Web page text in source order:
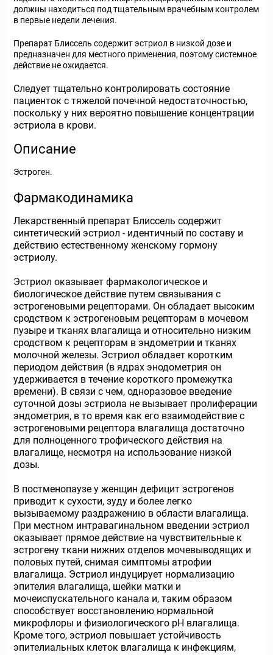
должны находиться под тщательным врачебным контролем
в первые недели лечения.
Препарат Блиссель содержит эстриол в низкой дозе и
предназначен для местного применения, поэтому системное
действие не ожидается.
Следует тщательно контролировать состояние
пациенток с тяжелой почечной недостаточностью,
поскольку у них вероятно повышение концентрации
эстриола в крови.
Описание
Эстроген.
Фармакодинамика
Лекарственный препарат Блиссель содержит
синтетический эстриол - идентичный по составу и
действию естественному женскому гормону
эстриолу.
Эстриол оказывает фармакологическое и
биологическое действие путем связывания с
эстрогеновыми рецепторами. Он обладает высоким
сродством к эстрогеновым рецепторам в мочевом
пузыре и тканях влагалища и относительно низким
сродством к рецепторам в эндометрии и тканях
молочной железы. Эстриол обладает коротким
периодом действия (в ядрах энодометрия он
удерживается в течение короткого промежутка
времени). В связи с чем, одноразовое введение
суточной дозы эстриола не вызывает пролиферации
эндометрия, в то время как его взаимодействие с
эстрогеновыми рецептора влагалища достаточно
для полноценного трофического действия на
влагалище, несмотря на использование низкой
дозы.
В постменопаузе у женщин дефицит эстрогенов
приводит к сухости, зуду и более легко
вызываемому раздражению в области влагалища.
При местном интравагинальном введении эстриол
оказывает прямое действие на чувствительные к
эстрогену ткани нижних отделов мочевыводящих и
половых путей, снимая симптомы атрофии
влагалища. Эстриол индуцирует нормализацию
эпителия влагалища, шейки матки и
мочеиспускательного канала и, таким образом
способствует восстановлению нормальной
микрофлоры и физиологического pH влагалища.
Кроме того, эстриол повышает устойчивость
эпителиальных клеток влагалища к инфекциям,